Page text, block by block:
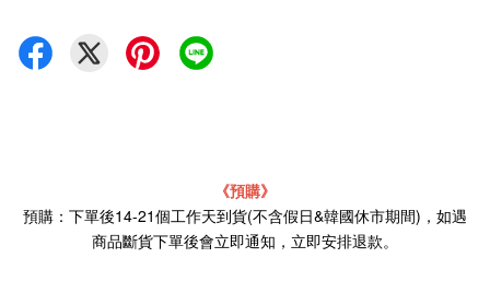
《預購》
預購：下單後14-21個工作天到貨(不含假日&韓國休市期間)，如遇
商品斷貨下單後會立即通知，立即安排退款。